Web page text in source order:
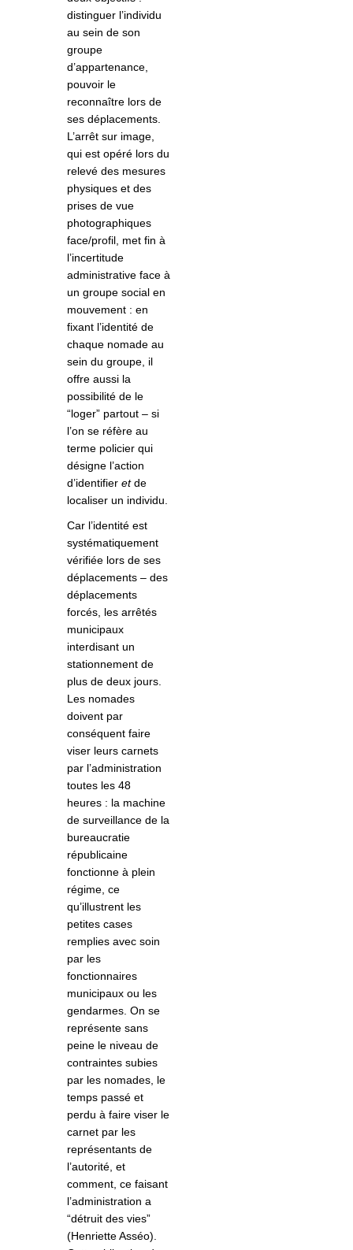
distinguer l’individu
au sein de son
groupe
d’appartenance,
pouvoir le
reconnaître lors de
ses déplacements.
L’arrêt sur image,
qui est opéré lors du
relevé des mesures
physiques et des
prises de vue
photographiques
face/profil, met fin à
l’incertitude
administrative face à
un groupe social en
mouvement : en
fixant l’identité de
chaque nomade au
sein du groupe, il
offre aussi la
possibilité de le
“loger” partout – si
l’on se réfère au
terme policier qui
désigne l’action
d’identifier etde
localiser un individu.
Car l’identité est
systématiquement
vérifiée lors de ses
déplacements – des
déplacements
forcés, les arrêtés
municipaux
interdisant un
stationnement de
plus de deux jours.
Les nomades
doivent par
conséquent faire
viser leurs carnets
par l’administration
toutes les 48
heures : la machine
de surveillance de la
bureaucratie
républicaine
fonctionne à plein
régime, ce
qu’illustrent les
petites cases
remplies avec soin
par les
fonctionnaires
municipaux ou les
gendarmes. On se
représente sans
peine le niveau de
contraintes subies
par les nomades, le
temps passé et
perdu à faire viser le
carnet par les
représentants de
l’autorité, et
comment, ce faisant
l’administration a
“détruit des vies”
(Henriette Asséo).